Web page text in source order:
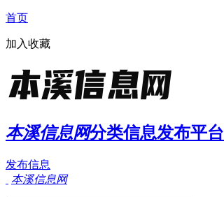
首页
加入收藏
本溪信息网分类信息发布平台
发布信息
本溪信息网